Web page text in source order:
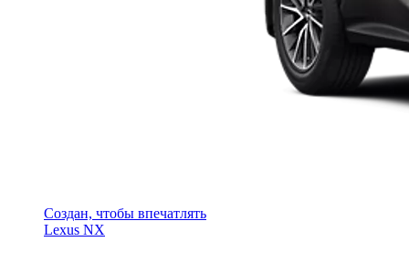
Создан, чтобы впечатлять
Lexus NX